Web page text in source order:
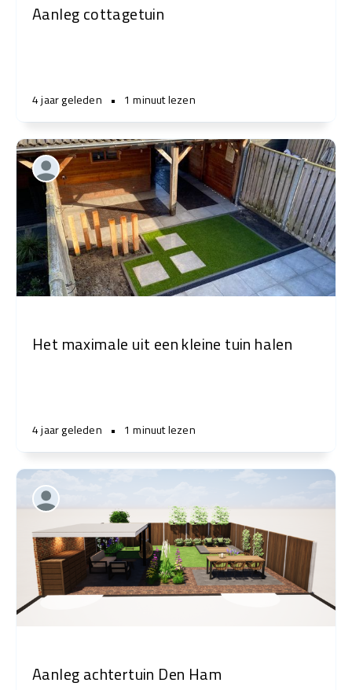
Aanleg cottagetuin
4 jaar geleden • 1 minuut lezen
Het maximale uit een kleine tuin halen
4 jaar geleden • 1 minuut lezen
Aanleg achtertuin Den Ham